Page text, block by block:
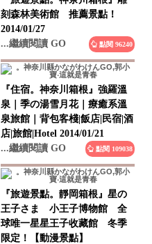
2014/01/27
...繼續閱讀 GO
『住宿。神奈川箱根』強羅溫
泉｜季の湯雪月花｜療癒系溫
泉旅館｜背包客棧|飯店|民宿|酒
店|旅館|Hotel 2014/01/21
...繼續閱讀 GO
點閱 109038
『旅遊景點。靜岡箱根』星の
王子さま 小王子博物館 全
球唯一星星王子收藏館 冬季
限定！【動漫景點】
2014/01/17